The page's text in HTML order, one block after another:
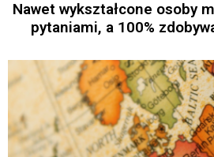
Nawet wykształcone osoby
pytaniami, a 100%